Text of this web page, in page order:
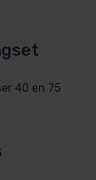
40 en 75